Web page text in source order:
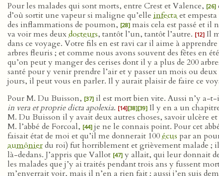
Pour les malades qui sont morts, entre Crest et Valence, [26]
d’où sortit une vapeur si maligne qu’elle infectaet
des inflammations de poumon, [28] mais cela est passé et il
va voir mes deuxdocteurs, tantôt l’un, tantôt l’autre. [12] Il
dans ce voyage. Votre fils en est ravi car il aime à
arbres fleuris ; et comme nous avons souvent des fêtes en
qu’on peut y manger des cerises dont il y a plus de 200
santé pour y venir prendre l’air et y passer un mois ou
jours, il peut vous en parler. Il y aurait plaisir de faire ce
Pour M. Du Buisson, [37] il est mort bien vite. Aussi n’y a-
in vera et proprie dicta apolexia. [14][38][39] Il y en a un
M. Du Buisson il y avait deux autres choses, savoir ulcère
M. l’abbé de Forcoal, [44] je ne le connais point. Pour cet
faisait état de moi et qu’il me donnerait 100écus par an
aumônierdu roi) fut horriblement et grièvement malade ; il
là-dedans. J’appris que Vallot [47] y allait, qui leur donnait
les malades que j’y ai traités pendant trois ans y fussent
m’enverrait voir, mais il n’en a rien fait ; aussi j’en suis